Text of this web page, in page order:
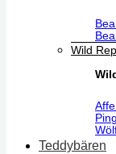
Wild
Teddybären